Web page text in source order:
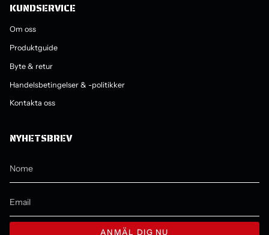
KUNDSERVICE
Om oss
Produktguide
Byte & retur
Handelsbetingelser & -politikker
Kontakta oss
NYHETSBREV
ANMÄL DIG NU